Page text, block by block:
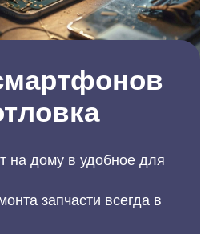
на дому в удобное для
запчасти всегда в